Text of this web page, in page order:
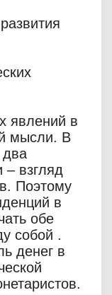
явлений в
мысли. В
два
– взгляд
Поэтому
в
обе
собой .
денег в